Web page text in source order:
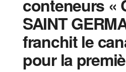
conteneurs «
SAINT
franchit le
pour la